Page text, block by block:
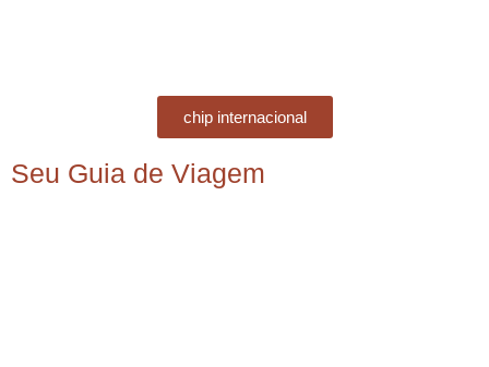
chip internacional
Seu Guia de Viagem